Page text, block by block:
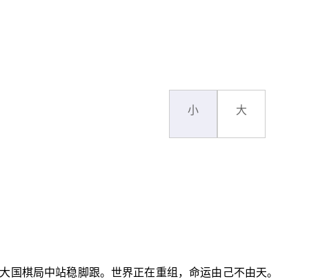
小 大
棋局中站稳脚跟。世界正在重组，命运由己不由天。